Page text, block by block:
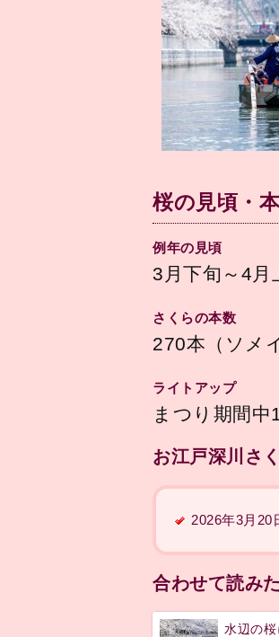
桜の見頃・
例年の見頃
3月下旬～4月
さくらの本数
270本（ソメ
ライトアップ
まつり期間中
お江戸深川さ
2026年3月20
合わせて読み
水辺の